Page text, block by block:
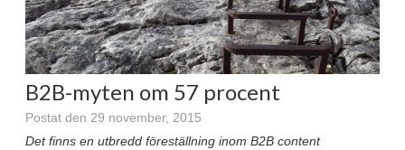
B2B-myten om 57 procent
Postat den 29 november, 2015
Det finns en utbredd föreställning inom B2B content